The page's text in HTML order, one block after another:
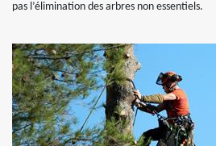
pas l’élimination des arbres non essentiels.